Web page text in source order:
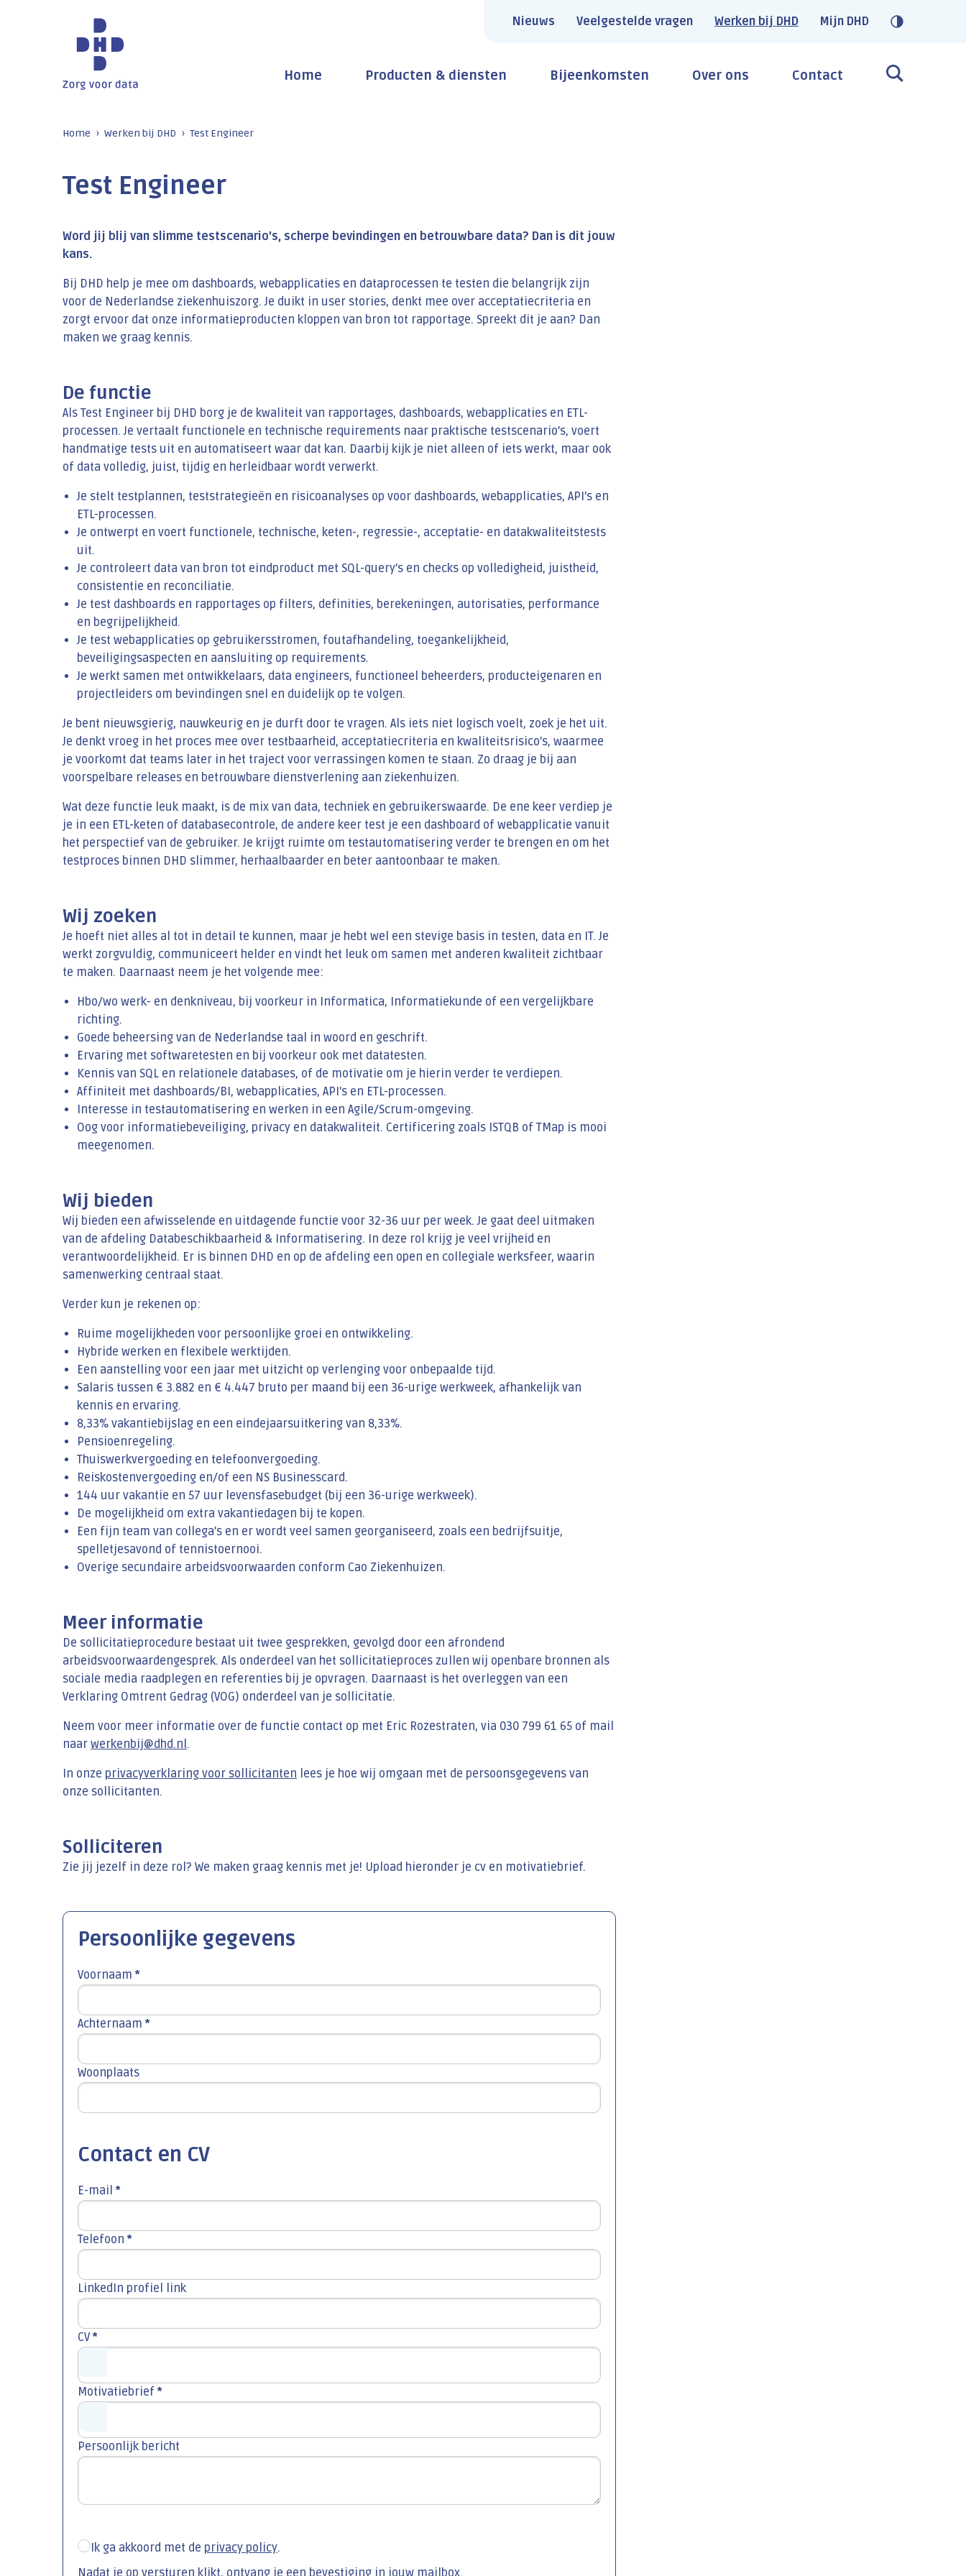
Nieuws Veelgestelde vragen Werken bij DHD Mijn DHD
Home Producten & diensten Bijeenkomsten Over ons Contact
Home Werken bij DHD Test Engineer
Test Engineer
Word jij blij van slimme testscenario’s, scherpe bevindingen en betrouwbare data? Dan is dit jouw
kans.
Bij DHD help je mee om dashboards, webapplicaties en dataprocessen te testen die belangrijk zijn
voor de Nederlandse ziekenhuiszorg. Je duikt in user stories, denkt mee over acceptatiecriteria en
zorgt ervoor dat onze informatieproducten kloppen van bron tot rapportage. Spreekt dit je aan? Dan
maken we graag kennis.
De functie
Als Test Engineer bij DHD borg je de kwaliteit van rapportages, dashboards, webapplicaties en ETL-
processen. Je vertaalt functionele en technische requirements naar praktische testscenario’s, voert
handmatige tests uit en automatiseert waar dat kan. Daarbij kijk je niet alleen of iets werkt, maar ook
of data volledig, juist, tijdig en herleidbaar wordt verwerkt.
Je stelt testplannen, teststrategieën en risicoanalyses op voor dashboards, webapplicaties, API’s en
ETL-processen.
Je ontwerpt en voert functionele, technische, keten-, regressie-, acceptatie- en datakwaliteitstests
uit.
Je controleert data van bron tot eindproduct met SQL-query’s en checks op volledigheid, juistheid,
consistentie en reconciliatie.
Je test dashboards en rapportages op filters, definities, berekeningen, autorisaties, performance
en begrijpelijkheid.
Je test webapplicaties op gebruikersstromen, foutafhandeling, toegankelijkheid,
beveiligingsaspecten en aansluiting op requirements.
Je werkt samen met ontwikkelaars, data engineers, functioneel beheerders, producteigenaren en
projectleiders om bevindingen snel en duidelijk op te volgen.
Je bent nieuwsgierig, nauwkeurig en je durft door te vragen. Als iets niet logisch voelt, zoek je het uit.
Je denkt vroeg in het proces mee over testbaarheid, acceptatiecriteria en kwaliteitsrisico’s, waarmee
je voorkomt dat teams later in het traject voor verrassingen komen te staan. Zo draag je bij aan
voorspelbare releases en betrouwbare dienstverlening aan ziekenhuizen.
Wat deze functie leuk maakt, is de mix van data, techniek en gebruikerswaarde. De ene keer verdiep je
je in een ETL-keten of databasecontrole, de andere keer test je een dashboard of webapplicatie vanuit
het perspectief van de gebruiker. Je krijgt ruimte om testautomatisering verder te brengen en om het
testproces binnen DHD slimmer, herhaalbaarder en beter aantoonbaar te maken.
Wij zoeken
Je hoeft niet alles al tot in detail te kunnen, maar je hebt wel een stevige basis in testen, data en IT. Je
werkt zorgvuldig, communiceert helder en vindt het leuk om samen met anderen kwaliteit zichtbaar
te maken. Daarnaast neem je het volgende mee:
Hbo/wo werk- en denkniveau, bij voorkeur in Informatica, Informatiekunde of een vergelijkbare
richting.
Goede beheersing van de Nederlandse taal in woord en geschrift.
Ervaring met softwaretesten en bij voorkeur ook met datatesten.
Kennis van SQL en relationele databases, of de motivatie om je hierin verder te verdiepen.
Affiniteit met dashboards/BI, webapplicaties, API’s en ETL-processen.
Interesse in testautomatisering en werken in een Agile/Scrum-omgeving.
Oog voor informatiebeveiliging, privacy en datakwaliteit. Certificering zoals ISTQB of TMap is mooi
meegenomen.
Wij bieden
Wij bieden een afwisselende en uitdagende functie voor 32-36 uur per week. Je gaat deel uitmaken
van de afdeling Databeschikbaarheid & Informatisering. In deze rol krijg je veel vrijheid en
verantwoordelijkheid. Er is binnen DHD en op de afdeling een open en collegiale werksfeer, waarin
samenwerking centraal staat.
Verder kun je rekenen op:
Ruime mogelijkheden voor persoonlijke groei en ontwikkeling.
Hybride werken en flexibele werktijden.
Een aanstelling voor een jaar met uitzicht op verlenging voor onbepaalde tijd.
Salaris tussen € 3.882 en € 4.447 bruto per maand bij een 36-urige werkweek, afhankelijk van
kennis en ervaring.
8,33% vakantiebijslag en een eindejaarsuitkering van 8,33%.
Pensioenregeling.
Thuiswerkvergoeding en telefoonvergoeding.
Reiskostenvergoeding en/of een NS Businesscard.
144 uur vakantie en 57 uur levensfasebudget (bij een 36-urige werkweek).
De mogelijkheid om extra vakantiedagen bij te kopen.
Een fijn team van collega’s en er wordt veel samen georganiseerd, zoals een bedrijfsuitje,
spelletjesavond of tennistoernooi.
Overige secundaire arbeidsvoorwaarden conform Cao Ziekenhuizen.
Meer informatie
De sollicitatieprocedure bestaat uit twee gesprekken, gevolgd door een afrondend
arbeidsvoorwaardengesprek. Als onderdeel van het sollicitatieproces zullen wij openbare bronnen als
sociale media raadplegen en referenties bij je opvragen. Daarnaast is het overleggen van een
Verklaring Omtrent Gedrag (VOG) onderdeel van je sollicitatie.
Neem voor meer informatie over de functie contact op met Eric Rozestraten, via 030 799 61 65 of mail
naar werkenbij@dhd.nl.
In onze privacyverklaring voor sollicitanten lees je hoe wij omgaan met de persoonsgegevens van
onze sollicitanten.
Solliciteren
Zie jij jezelf in deze rol? We maken graag kennis met je! Upload hieronder je cv en motivatiebrief.
Persoonlijke gegevens
Voornaam *
Achternaam *
Woonplaats
Contact en CV
E-mail *
Telefoon *
LinkedIn profiel link
CV *
Motivatiebrief *
Persoonlijk bericht
Ik ga akkoord met de privacy policy.
Nadat je op versturen klikt, ontvang je een bevestiging in jouw mailbox.